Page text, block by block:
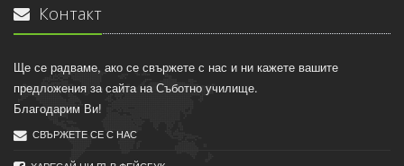
Контакт
Ще се радваме, ако се свържете с нас и ни кажете вашите
предложения за сайта на Съботно училище.
Благодарим Ви!
СВЪРЖЕТЕ СЕ С НАС